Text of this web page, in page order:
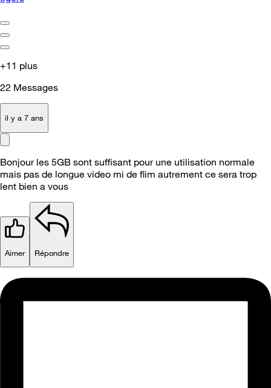
+11 plus
22 Messages
il y a 7 ans
Bonjour les 5GB sont suffisant pour une utilisation normale
mais pas de longue video mi de flim autrement ce sera trop
lent bien a vous
Aimer Répondre